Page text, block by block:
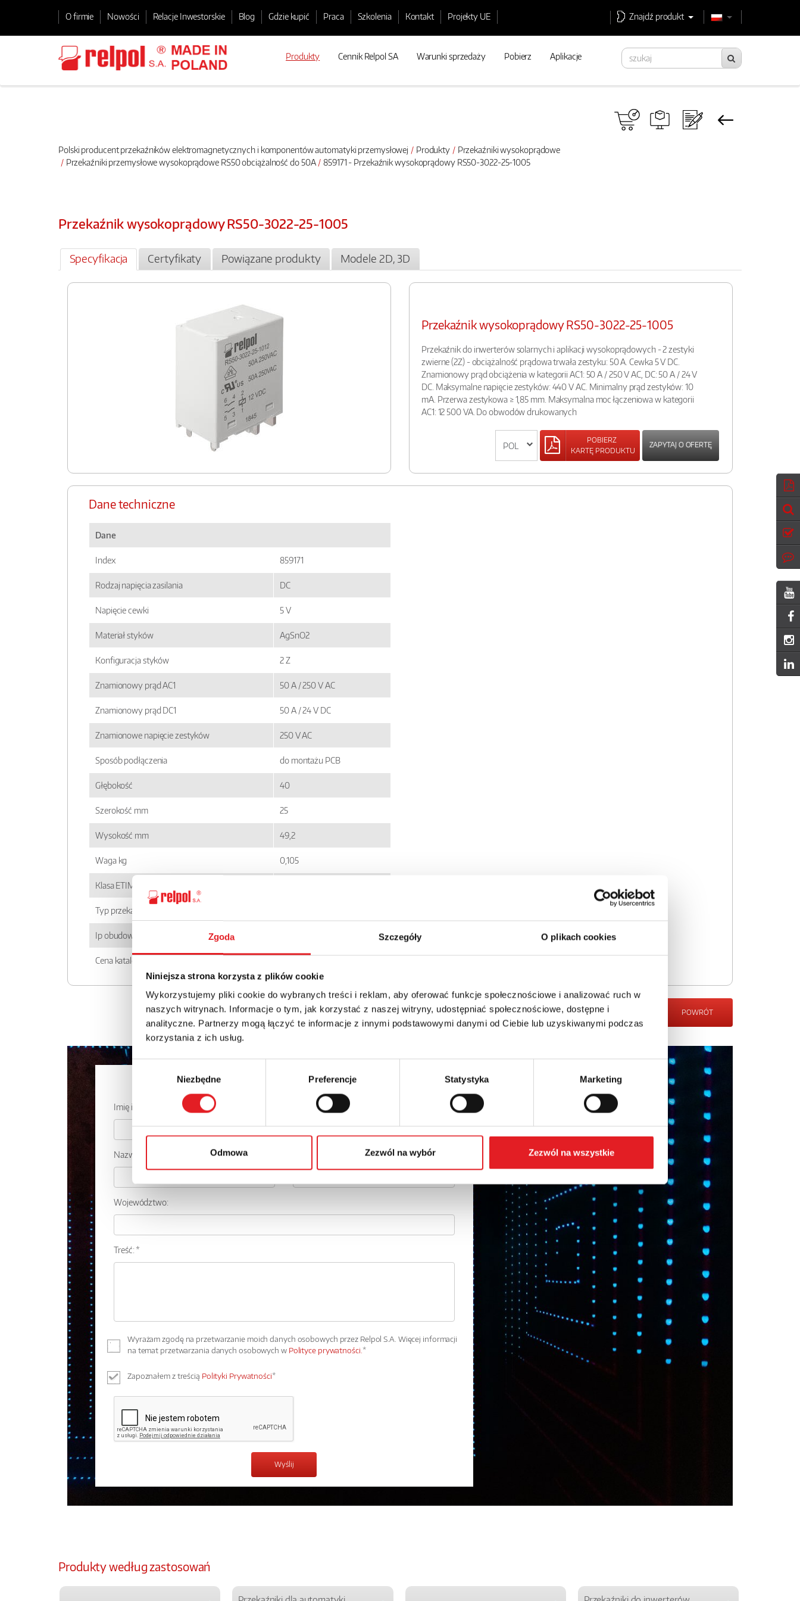
Zgoda Szczegóły O plikach cookies
Niniejsza strona korzysta z plików cookie
Wykorzystujemy pliki cookie do wybranych treści i reklam, aby oferować funkcje społecznościowe i analizować ruch w
naszych witrynach. Informacje o tym, jak korzystać z naszej witryny, udostępniać społecznościowe, dostępne i
analityczne. Partnerzy mogą łączyć te informacje z innymi podstawowymi danymi od Ciebie lub uzyskiwanymi podczas
korzystania z ich usług.
Wybór
Niezbędne Preferencje Statystyka Marketing
Odmowa Zezwól na wybór Zezwól na wszystkie
O firmie Nowości Relacje Inwestorskie Blog Gdzie kupić Praca Szkolenia Kontakt Projekty UE Znajdź produkt
Produkty Cennik Relpol SA Warunki sprzedaży Pobierz Aplikacje
Polski producent przekaźników elektromagnetycznych i komponentów automatyki przemysłowej Produkty
Przekaźniki wysokoprądowe
Przekaźniki przemysłowe wysokoprądowe RS50 obciążalność do 50A
859171 - Przekaźnik wysokoprądowy RS50-3022-25-1005
Przekaźnik wysokoprądowy RS50-3022-25-1005
Specyfikacja Certyfikaty Powiązane produkty Modele 2D, 3D
Przekaźnik wysokoprądowy RS50-3022-25-1005
Przekaźnik do inwerterów solarnych i aplikacji wysokoprądowych - 2 zestyki
zwierne (2Z) - obciążalność prądowa trwała zestyku: 50 A. Cewka 5 V DC.
Znamionowy prąd obciążenia w kategorii AC1: 50 A / 250 V AC, DC: 50 A / 24 V
DC. Maksymalne napięcie zestyków: 440 V AC. Minimalny prąd zestyków: 10
mA. Przerwa zestykowa ≥ 1,85 mm. Maksymalna moc łączeniowa w kategorii
AC1: 12 500 VA. Do obwodów drukowanych
POBIERZ
KARTĘ PRODUKTU
ZAPYTAJ O OFERTĘ
Dane techniczne
Dane
Index 859171
Rodzaj napięcia zasilania DC
Napięcie cewki 5 V
Materiał styków AgSnO2
Konfiguracja styków 2 Z
Znamionowy prąd AC1 50 A / 250 V AC
Znamionowy prąd DC1 50 A / 24 V DC
Znamionowe napięcie zestyków 250 V AC
Sposób podłączenia do montażu PCB
Głębokość 40
Szerokość mm 25
Wysokość mm 49,2
Waga kg 0,105
Klasa ETIM
Typ przekaźnika
Ip obudowy
Cena katalogowa
POWRÓT
Zapytaj o szczegóły oferty
Imię i nazwisko: * Adres e-mail: *
Nazwa firmy:
Województwo:
Treść: *
Wyrażam zgodę na przetwarzanie moich danych osobowych przez Relpol S.A. Więcej informacji
na temat przetwarzania danych osobowych w Polityce prywatności.*
Zapoznałem z treścią Polityki Prywatności*
Produkty według zastosowań